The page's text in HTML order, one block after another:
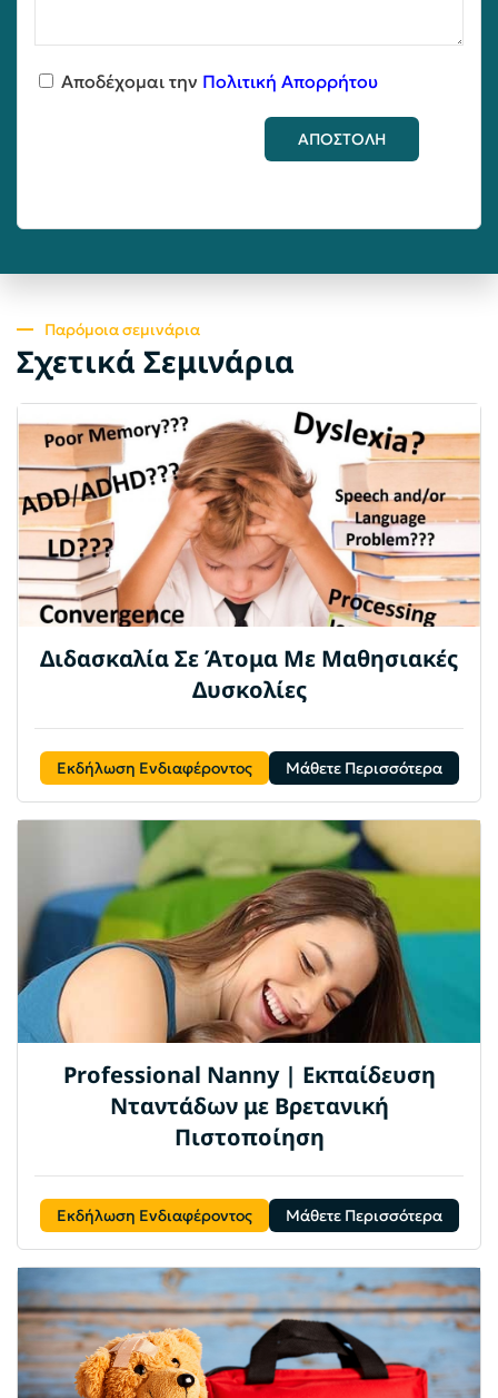
Αποδέχομαι την Πολιτική Απορρήτου
ΑΠΟΣΤΟΛΗ
Παρόμοια σεμινάρια
Σχετικά Σεμινάρια
Διδασκαλία Σε Άτομα Με Μαθησιακές
Δυσκολίες
Εκδήλωση Ενδιαφέροντος Μάθετε Περισσότερα
Professional Nanny | Εκπαίδευση
Νταντάδων με Βρετανική
Πιστοποίηση
Εκδήλωση Ενδιαφέροντος Μάθετε Περισσότερα